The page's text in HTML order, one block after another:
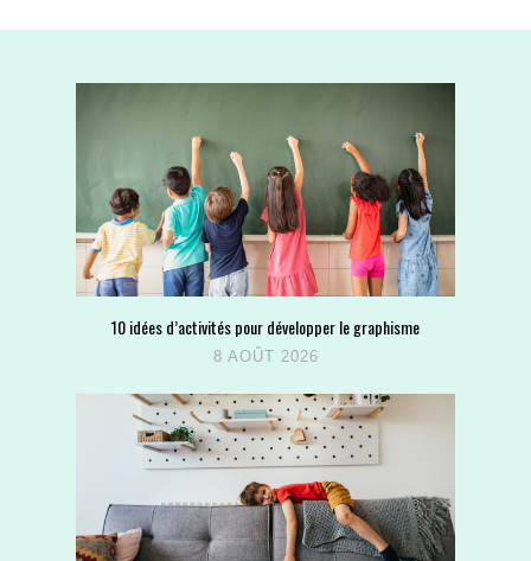
10 idées d’activités pour développer le graphisme
8 AOÛT 2026